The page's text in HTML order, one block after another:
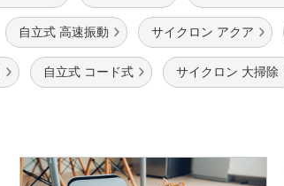
自立式 高速振動 サイクロン アクア
自立式 コード式 サイクロン 大掃除